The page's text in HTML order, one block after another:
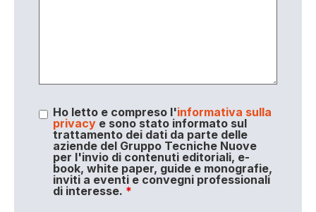
Ho letto e compreso l'informativa sulla
privacye sono stato informato sul
trattamento dei dati da parte delle
aziende del Gruppo Tecniche Nuove
per l'invio di contenuti editoriali, e-
book, white paper, guide e monografie,
inviti a eventi e convegni professionali
di interesse. *